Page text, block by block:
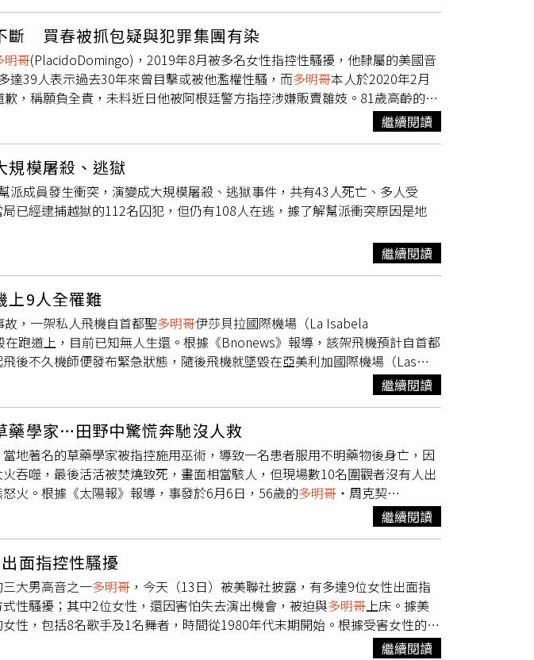
年。台灣原住民是這樣傳播出去，有些台灣原住民不了解，以為台灣的原住
選出來的立委，還跑到中國去參加中國的原住民活動，其實台灣的原住民是
出國訪問，前往馬紹爾群島、吐瓦魯以及帛琉，經過夏威夷，飛機搭乘十三
住民，到底是如何來到夏威夷？很難想像當時的毅力和情況，實在令人欽
，那一條線就是島嶼，他們像一串珍珠，在太平洋上。沒有很寬，但是就像
，是一座島嶼；吐瓦魯，他也是一個環形的，如同項鍊一樣，非常漂亮。以及
原住民主委陪同出訪，到了吐瓦魯，就說這就是我們族的人啊。（潘孟安不
前，就有文化、有動物、有人，而且跟中國是沒有關係的。1624年，荷蘭人
堡）、普羅民遮城（赤崁樓）。荷蘭人來台後，教導當時台南原住民，特別
他們有母語，但是用羅馬字寫母語，這種文字後來主要運用在契約文書上，
價值，這也是目前知道台灣原住民最早使用的文字，有新港文書。1626年，
、聖
，歷史清清楚楚告訴我們，中國所講的不是事實。中國何時跟台灣發生關
灣建立政權，隨後鄭經建立東寧王國，這也是從台南進來，東寧政權被英國
塽，台灣才被中國王朝開始統治。然後清領時期，200多年間，1875年設立
後來1887年才設省，但也不是台灣全部，而且時間只有八年，因為這個馬關
就沒有了。1895年馬關條約第二條，清帝國明確割讓台澎給日本，從過去來
，也在馬關條約之後，中國政權跟台灣主權就沒有關係了。但是，當清帝國
的意志是令人非常欽佩。我們的祖先非常勇敢，清朝官員曾經設置台灣民主
割讓給日本，當時在台灣的官員唐景崧，建立台灣民主國，他自認大總統，
人就留下來奮戰。台灣人民為了保家衛國仍持續抵抗，在1895年日本的軍隊
精神持續對抗入侵者。當時沒有政府、沒有軍隊，台灣人「竹蒿湊菜刀」，
略、護台灣的意志。這樣說也許你們沒有感覺，我用總統府國安會諮詢委員
就是在寫蕭壟事件。發生在家裡的蕭壟事件。他的高祖父就參與了那一場事
個孽字，取名一個孽的曾祖母一輩子沒有見過自己的爸爸，那一年就在他快
高祖父）就過世了，來不及看到女兒出世，就快當爸爸的高祖父，並非因為
月的某一天，住在家裡一代的高祖父，跟著庄頭裡的男丁們，帶著長刀、火
眼鏡，打敗亞洲第一大國中國的日軍，高祖父和他這群「竹篙逗菜刀」的夥
斬獲，不過可以想見的是，這也隨即遭到增援而來的日軍報復。家族裡的老
此捱上了幾刀瘋狂搜找敵軍、戳向草叢裡的刺刀。搜查行動後，他忍著我們
回到家裡，留著最後一絲氣力，跟自己的太太，包括他沒來得及見面的女兒
沒見過爸爸的女兒，止不住的淚水裡，女兒的名字取單名一個孽，那一年是
克蘭作曲家—馬克西姆·別列佐夫斯基的「G大調第二號交響曲」，樂聖貝多
浪漫且溫和平靜；以及芬蘭國寶級作曲家—西貝流士的「第一號交響曲」，
和表達政治抗爭作為主旋律，終曲悲傷的曲調黯淡而輝煌，如同道出烏克蘭
」北中南巡演門票將於6月2日正式開賣，購票請洽寬宏。
曾經在排練時當眾問她：「我能把
女歌手還補充，她到現在才敢公開這段過去，是因為她擔心職業生涯可能受
行徑的女性所感動，「我認為她們是多麼的勇敢。歌劇界許多人都會警告，
多明哥搭電梯。」至今多明哥仍未回應《路透社》的置評要求。雖然多明哥
的一項調查中，被超過30名音樂家、舞者及後台工作人員指控，在過去30年
雖然在一份聲明中
「造成的傷害感到非常抱歉。」但他在2022年1月接受西班牙《世界報》
，還聲稱他覺得自己因為沒有說出真相而在法庭上被定罪，他認為「美國音
提出任何具體的事實。雖然
也隨即遭到取消，形同被迫提早從歌劇界退休。不過在闊別近一年半後，
善音樂會，還在其他國家演出。
斷 買春被抓包疑與犯罪集團有染
明哥(PlacidoDomingo)，2019年8月被多名女性指控性騷擾，他隸屬的美國音
達39人表示過去30年來曾目擊或被他濫權性騷，而多明哥本人於2020年2月
，稱願負全責，未料近日他被阿根廷警方指控涉嫌販賣雛妓。81歲高齡的世
示目擊或被他濫權性騷。據《美聯社》和阿根廷媒體報導，當地警方針對涉及
突襲行動之中，除了於布宜諾斯艾利斯市的「瑜伽學院」（Escuela de Yoga）
多明哥與人口走私集團成員之一的蘇珊娜門德利耶維奇
奇是阿根廷鋼琴家，據一位不願具名的司法官員表示，她的另一個身份是該
後又被阿根廷警方指涉人口販賣、性剝削。從公佈的對話得知，多明哥向對方
達。我們這樣做，是因為我上樓時，我的經紀人們也會上樓到他們的房間，
話結束後，女方也致電給集團首領胡安珀考維奇（Juan Percowicz）。這起
害者更多，根據檢方的檔，至少有7名未成年女性被納入該組織並受到性剝
些女性發生性關係，除此之外，也有女性被運送到鄰國烏拉圭和美國進行性
人口販賣、性剝削。司法官員稱，除涉嫌性剝削外，該組織還涉嫌出售各種
天的藥物。不過報導也指出，目前仍不清楚這些通話錄音的來龍去脈，其它
多起性騷疑雲， 不過針對這起人口販賣、性剝削案件，一名匿名執法官員透
，也不是該組織的成員，而是賣淫活動的消費者」，而賣淫在阿根廷並不違
繼續閱讀
模屠殺、逃獄
派成員發生衝突，演變成大規模屠殺、逃獄事件，共有43人死亡、多人受
已經逮捕越獄的112名囚犯，但仍有108人在逃，據了解幫派衝突原因是地
繼續閱讀
9人全罹難
，一架私人飛機自首都聖多明哥伊莎貝拉國際機場（La Isabela
跑道上，目前已知無人生還。根據《Bnonews》報導，該架飛機預計自首都
後不久機師便發布緊急狀態，隨後飛機就墜毀在亞美利加國際機場（Las
機上9名乘客罹難，不幸身亡者中還包括一名38歲的音樂製作人Flow La
繼續閱讀
藥學家…田野中驚慌奔馳沒人救
地著名的草藥學家被指控施用巫術，導致一名患者服用不明藥物後身亡，因
吞噬，最後活活被焚燒致死，畫面相當駭人，但現場數10名圍觀者沒有人出
火。根據《太陽報》報導，事發於6月6日，56歲的多明哥 ‧周克契
影片中可以看到他驚慌失措地在田野中奔馳，一旁村民們眼睜睜看著這一切
任何人提水滅火，甚至還有村民大力拍手歡呼，簡直泯滅人性。州長布爾戈斯
，並逮捕涉案的4名嫌犯。影片上傳後不斷被轉發，此案受到各國網友極大
了解，周克契長年鑽研傳統醫術，生前還曾受到倫敦大學學院
計畫，協助研究以各式草藥調製成傳統藥物，盼能將馬雅文明累計了千百
時也能使其更具系統性，不過如今周克契再也無法貢獻己力了。
繼續閱讀
面指控性騷擾
三大男高音之一多明哥 ，今天（13日）被美聯社披露，有多達9位女性出面指
性騷擾；其中2位女性，還因害怕失去演出機會，被迫與多明哥上床。據美
性，包括8名歌手及1名舞者，時間從1980年代末期開始。根據受害女性的指
假裝關心對方前途，提供專業建議的名義，積極邀約見面「指導」；有2位女
繼續閱讀